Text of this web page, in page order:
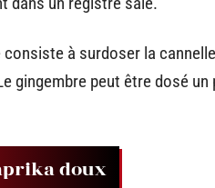
consiste à surdoser la
gingembre peut être dosé
doux